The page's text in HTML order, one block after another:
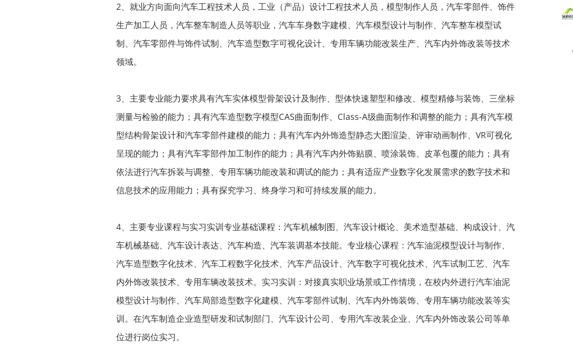
2、就业方向面向汽车工程技术人员，工业（产品）设计工程技术人员，模型制作人员，汽车零部件、饰件
生产加工人员，汽车整车制造人员等职业，汽车车身数字建模、汽车模型设计与制作、汽车整车模型试
制、汽车零部件与饰件试制、汽车造型数字可视化设计、专用车辆功能改装生产、汽车内外饰改装等技术
领域。
3、主要专业能力要求具有汽车实体模型骨架设计及制作、型体快速塑型和修改、模型精修与装饰、三坐标
测量与检验的能力；具有汽车造型数字模型CAS曲面制作、Class-A级曲面制作和调整的能力；具有汽车模
型结构骨架设计和汽车零部件建模的能力；具有汽车内外饰造型静态大图渲染、评审动画制作、VR可视化
呈现的能力；具有汽车零部件加工制作的能力；具有汽车内外饰贴膜、喷涂装饰、皮革包覆的能力；具有
依法进行汽车拆装与调整、专用车辆功能改装和调试的能力；具有适应产业数字化发展需求的数字技术和
信息技术的应用能力；具有探究学习、终身学习和可持续发展的能力。
4、主要专业课程与实习实训专业基础课程：汽车机械制图、汽车设计概论、美术造型基础、构成设计、汽
车机械基础、汽车设计表达、汽车构造、汽车装调基本技能。专业核心课程：汽车油泥模型设计与制作、
汽车造型数字化技术、汽车工程数字化技术、汽车产品设计、汽车数字可视化技术、汽车试制工艺、汽车
内外饰改装技术、专用车辆改装技术。实习实训：对接真实职业场景或工作情境，在校内外进行汽车油泥
模型设计与制作、汽车局部造型数字化建模、汽车零部件试制、汽车内外饰装饰、专用车辆功能改装等实
训。在汽车制造企业造型研发和试制部门、汽车设计公司、专用汽车改装企业、汽车内外饰改装公司等单
位进行岗位实习。